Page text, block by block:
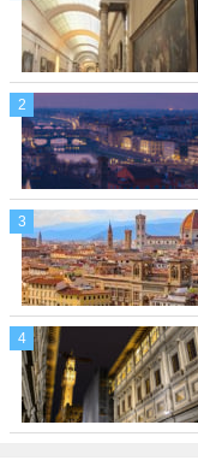
2
3
4